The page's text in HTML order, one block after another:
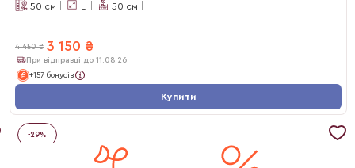
50 см L 50 см
4 450 ₴ 3 150 ₴
При відправці до 11.08.26
+157 бонусів
Купити
-29%